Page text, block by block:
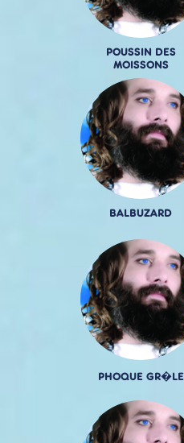
POUSSIN DES
MOISSONS
BALBUZARD
PHOQUE GR�LE